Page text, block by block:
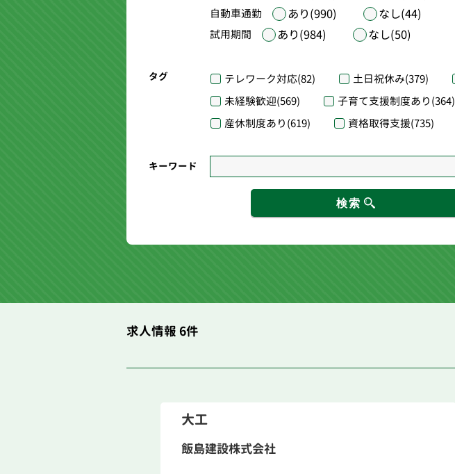
自動車通勤 あり(990) なし(44)
試用期間 あり(984) なし(50)
タグ テレワーク対応(82) 土日祝休み(379)
未経験歓迎(569) 子育て支援制度あり(364)
産休制度あり(619) 資格取得支援(735)
キーワード
検索
求人情報 6件
大工
飯島建設株式会社